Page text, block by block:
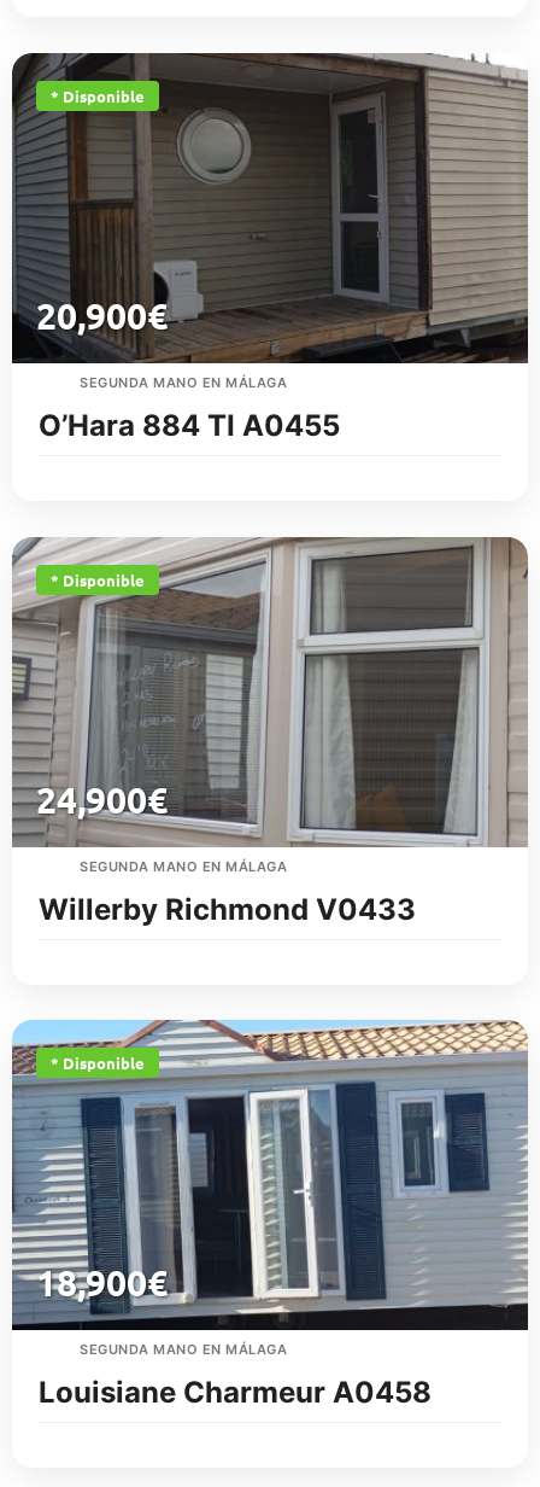
* Disponible
20,900€
SEGUNDA MANO EN MÁLAGA
O’Hara 884 TI A0455
* Disponible
24,900€
SEGUNDA MANO EN MÁLAGA
Willerby Richmond V0433
* Disponible
18,900€
SEGUNDA MANO EN MÁLAGA
Louisiane Charmeur A0458